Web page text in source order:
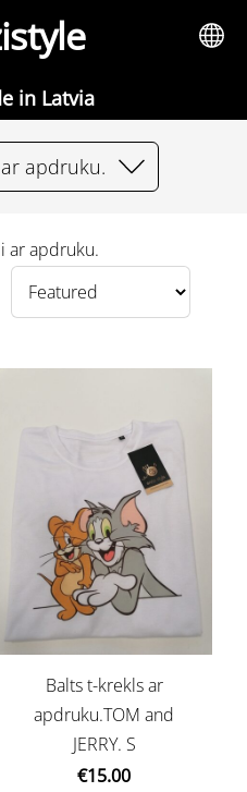
in Latvia
apdruku.
ar apdruku.
Balts t-krekls ar
apdruku.TOM and
JERRY. S
€15.00